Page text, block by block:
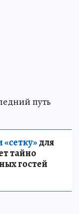
путь
для
тайно
гостей